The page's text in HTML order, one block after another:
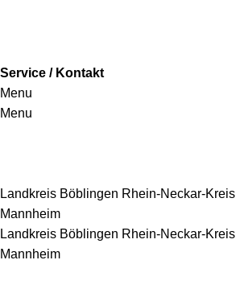
Service / Kontakt
Menu
Menu
Landkreis Böblingen Rhein-Neckar-Kreis
Mannheim
Landkreis Böblingen Rhein-Neckar-Kreis
Mannheim